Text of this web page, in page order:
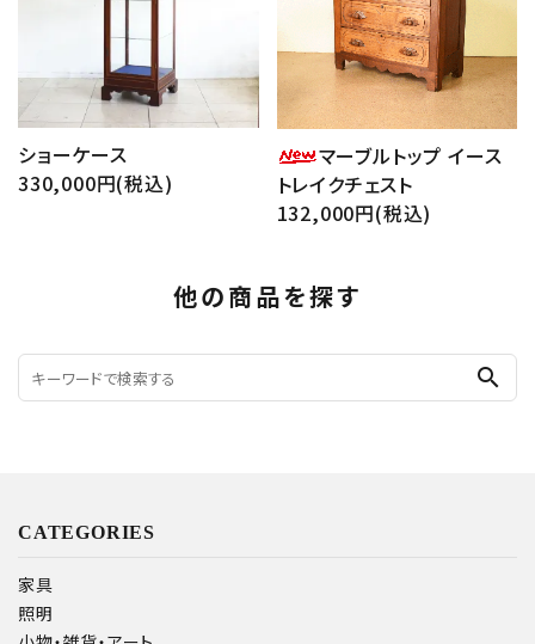
ショーケース
330,000円(税込)
マーブルトップ イース
トレイクチェスト
132,000円(税込)
他の商品を探す
search
CATEGORIES
家具
照明